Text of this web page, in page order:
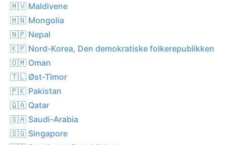
🇲🇻 Maldivene
🇲🇳 Mongolia
🇳🇵 Nepal
🇰🇵 Nord-Korea, Den demokratiske folkerepublikken
🇴🇲 Oman
🇹🇱 Øst-Timor
🇵🇰 Pakistan
🇶🇦 Qatar
🇸🇦 Saudi-Arabia
🇸🇬 Singapore